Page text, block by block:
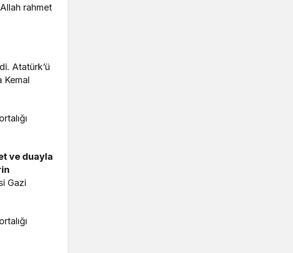
rahmet
Atatürk’ü
Kemal
ve duayla
Gazi